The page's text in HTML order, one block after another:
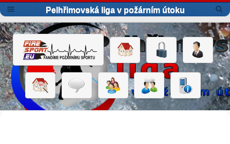
Pelhřimovská liga v požárním útoku